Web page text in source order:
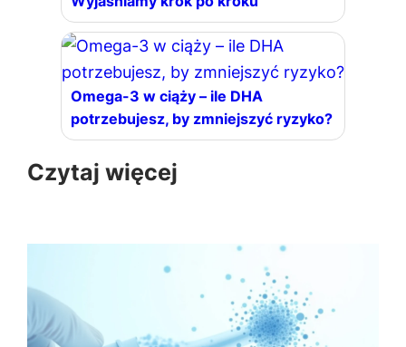
Omega-3 w ciąży – ile DHA
potrzebujesz, by zmniejszyć ryzyko?
Czytaj więcej